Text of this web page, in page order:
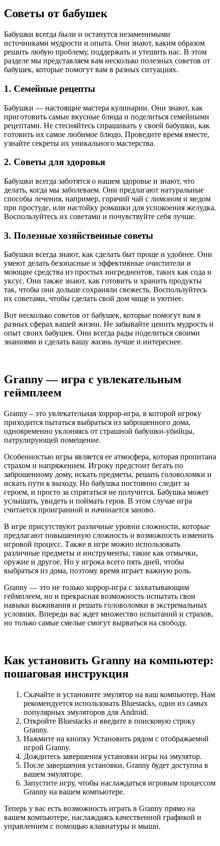
Советы от бабушек
Бабушки всегда были и останутся незаменимыми
источниками мудрости и опыта. Они знают, каким образом
решить любую проблему, поддержать и утешить нас. В этом
разделе мы представляем вам несколько полезных советов от
бабушек, которые помогут вам в разных ситуациях.
1. Семейные рецепты
Бабушки — настоящие мастера кулинарии. Они знают, как
приготовить самые вкусные блюда и поделиться семейными
рецептами. Не стесняйтесь спрашивать у своей бабушки, как
готовить их самое любимое блюдо. Проведите время вместе,
узнайте секреты их уникального мастерства.
2. Советы для здоровья
Бабушки всегда заботятся о нашем здоровье и знают, что
делать, когда мы заболеваем. Они предлагают натуральные
способы лечения, например, горячий чай с лимоном и медом
при простуде, или настойку ромашки для успокоения желудка.
Воспользуйтесь их советами и почувствуйте себя лучше.
3. Полезные хозяйственные советы
Бабушки всегда знают, как сделать быт проще и удобнее. Они
умеют делать безопасные и эффективные очистители и
моющие средства из простых ингредиентов, таких как сода и
уксус. Они также знают, как готовить и хранить продукты
так, чтобы они дольше сохраняли свежесть. Воспользуйтесь
их советами, чтобы сделать свой дом чище и уютнее.
Вот несколько советов от бабушек, которые помогут вам в
разных сферах вашей жизни. Не забывайте ценить мудрость и
опыт своих бабушек. Они всегда рады поделиться своими
знаниями и сделать вашу жизнь лучше и интереснее.
Granny — игра с увлекательным
геймплеем
Granny – это увлекательная хоррор-игра, в которой игроку
приходится пытаться выбраться из заброшенного дома,
одновременно уклоняясь от страшной бабушки-убийцы,
патрулирующей помещение.
Особенностью игры является ее атмосфера, которая пропитана
страхом и напряжением. Игроку предстоит бегать по
заброшенному дому, искать предметы, решать головоломки и
искать пути к выходу. Но бабушка постоянно следит за
героем, и просто за спрятаться не получится. Бабушка может
услышать, увидеть и поймать героя. В этом случае игра
считается проигранной и начинается заново.
В игре присутствуют различные уровни сложности, которые
предлагают повышенную сложность и возможность изменить
игровой процесс. Также в игре можно использовать
различные предметы и инструменты, такие как отмычки,
оружие и другое. Но у игрока всего пять дней, чтобы
выбраться из дома, поэтому время играет важную роль.
Granny — это не только хоррор-игра с захватывающим
геймплеем, но и прекрасная возможность испытать свои
навыки выживания и решать головоломки в экстремальных
условиях. Впереди вас ждет множество испытаний и страхов,
но только самые смелые смогут вырваться на свободу.
Как установить Granny на компьютер:
пошаговая инструкция
Скачайте и установите эмулятор на ваш компьютер. Нам
рекомендуется использовать Bluestacks, один из самых
популярных эмуляторов для Android.
Откройте Bluestacks и введите в поисковую строку
Granny.
Нажмите на кнопку Установить рядом с отображаемой
игрой Granny.
Дождитесь завершения установки игры на эмулятор.
После завершения установки, Granny будет доступна в
вашем эмуляторе.
Запустите игру, чтобы наслаждаться игровым процессом
Granny на вашем компьютере.
Теперь у вас есть возможность играть в Granny прямо на
вашем компьютере, наслаждаясь качественной графикой и
управлением с помощью клавиатуры и мыши.